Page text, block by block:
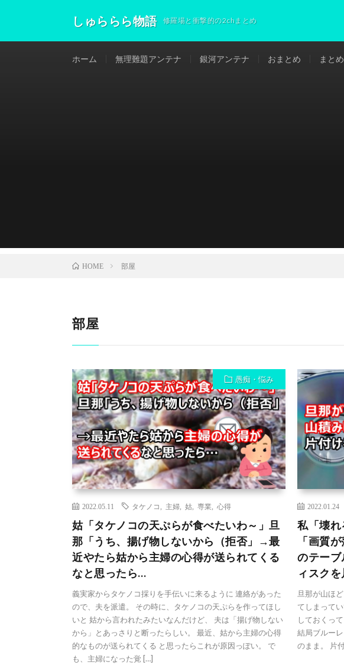
しゅららら物語 修羅場と衝撃的の2chまとめ
ホーム 無理難題アンテナ 銀河アンテナ おまとめ まと
HOME 部屋
部屋
愚痴・悩み
2022.05.11 タケノコ 主婦 姑 専業 心得
姑「タケノコの天ぷらが食べたいわ～」旦
那「うち、揚げ物しないから（拒否」→最
近やたら姑から主婦の心得が送られてくる
なと思ったら…
義実家からタケノコ採りを手伝いに来るように 連絡があった
ので、夫を派遣。 その時に、タケノコの天ぷらを作ってほし
いと 姑から言われたみたいなんだけど、 夫は「揚げ物しない
から」とあっさりと断ったらしい。 最近、姑から主婦の心得
的なものが送られてくる と思ったらこれが原因っぽい。 で
も、主婦になった覚 […]
2022.01.24
私「壊
「画質
のテー
ィスク
旦那が山ほ
てしまって
しておくっ
結局ブルー
のまま。 片